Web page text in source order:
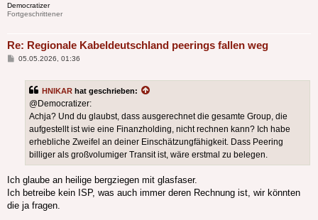
Democratizer
Fortgeschrittener
Re: Regionale Kabeldeutschland peerings fallen weg
Beitrag
05.05.2026, 01:36
HNIKAR hat geschrieben:
@Democratizer:
Achja? Und du glaubst, dass ausgerechnet die gesamte Group, die
aufgestellt ist wie eine Finanzholding, nicht rechnen kann? Ich habe
erhebliche Zweifel an deiner Einschätzungfähigkeit. Dass Peering
billiger als großvolumiger Transit ist, wäre erstmal zu belegen.
Ich glaube an heilige bergziegen mit glasfaser.
Ich betreibe kein ISP, was auch immer deren Rechnung ist, wir könnten
die ja fragen.